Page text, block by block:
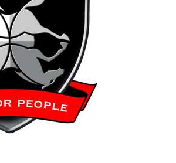
Motorsägen
Hoflader
Freischneider
Jetzt Bewerten